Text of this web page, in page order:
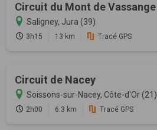
Circuit du Mont de Vassange
Saligney, Jura (39)
3h15 13 km Tracé GPS
Circuit de Nacey
Soissons-sur-Nacey, Côte-d'Or (21)
2h00 6.3 km Tracé GPS